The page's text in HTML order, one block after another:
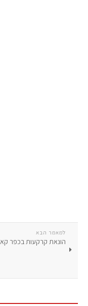
למאמר הבא
הונאת קרקעות בכפר